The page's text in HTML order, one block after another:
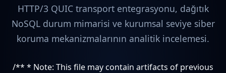
HTTP/3 QUIC transport entegrasyonu, dağıtık
NoSQL durum mimarisi ve kurumsal seviye siber
koruma mekanizmalarının analitik incelemesi.
/** * Note: This file may contain artifacts of previous